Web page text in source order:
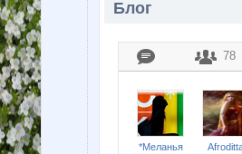
Блог
78
*Меланья